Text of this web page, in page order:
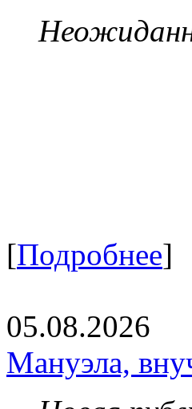
[Подробнее]
05.08.2026
Мануэла,